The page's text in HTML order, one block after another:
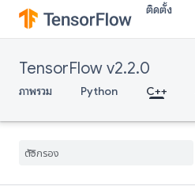
ติดตั้ง
TensorFlow v2.2.0
ภาพรวม Python C++